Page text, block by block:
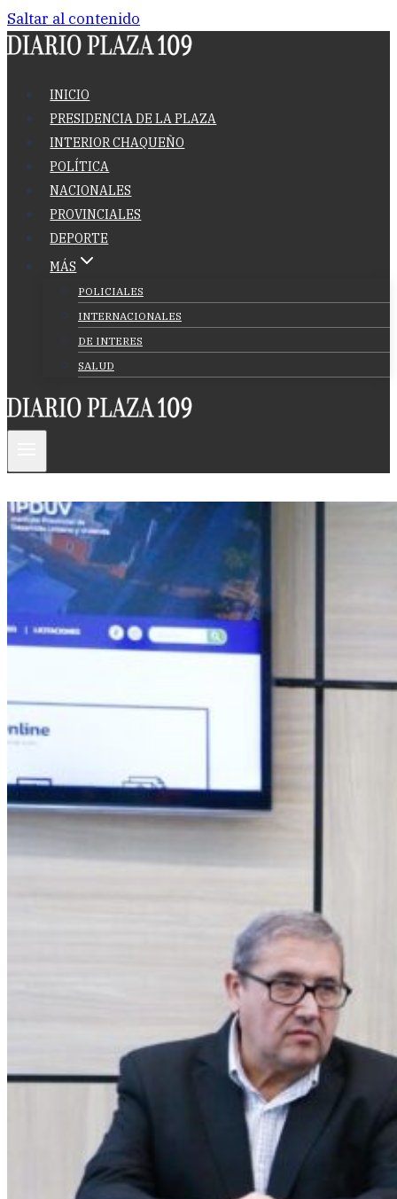
Saltar al contenido
INICIO
PRESIDENCIA DE LA PLAZA
INTERIOR CHAQUEÑO
POLÍTICA
NACIONALES
PROVINCIALES
DEPORTE
MÁS
POLICIALES
INTERNACIONALES
DE INTERES
SALUD